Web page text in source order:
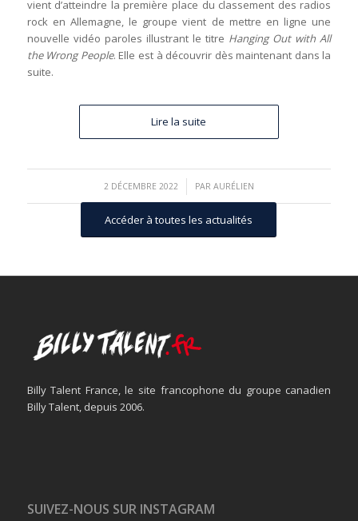
vient d’atteindre la première place du classement des radios
rock en Allemagne, le groupe vient de mettre en ligne une
nouvelle vidéo paroles illustrant le titre Hanging Out with All
the Wrong People. Elle est à découvrir dès maintenant dans la
suite.
Lire la suite
2 DÉCEMBRE 2022
/ PAR AURÉLIEN
Accéder à toutes les actualités
Billy Talent France, le site francophone du groupe canadien
Billy Talent, depuis 2006.
SUIVEZ-NOUS SUR INSTAGRAM